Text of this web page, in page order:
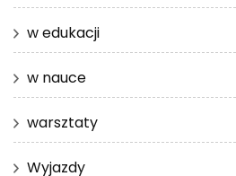
w edukacji
w nauce
warsztaty
Wyjazdy